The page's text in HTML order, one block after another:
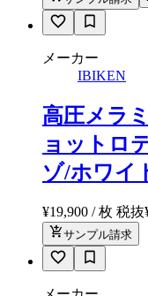
メーカー
IBIKEN
高圧メラ
ョットロ
ゾ/ホワイ
¥19,900 / 枚 税抜
サンプル請求